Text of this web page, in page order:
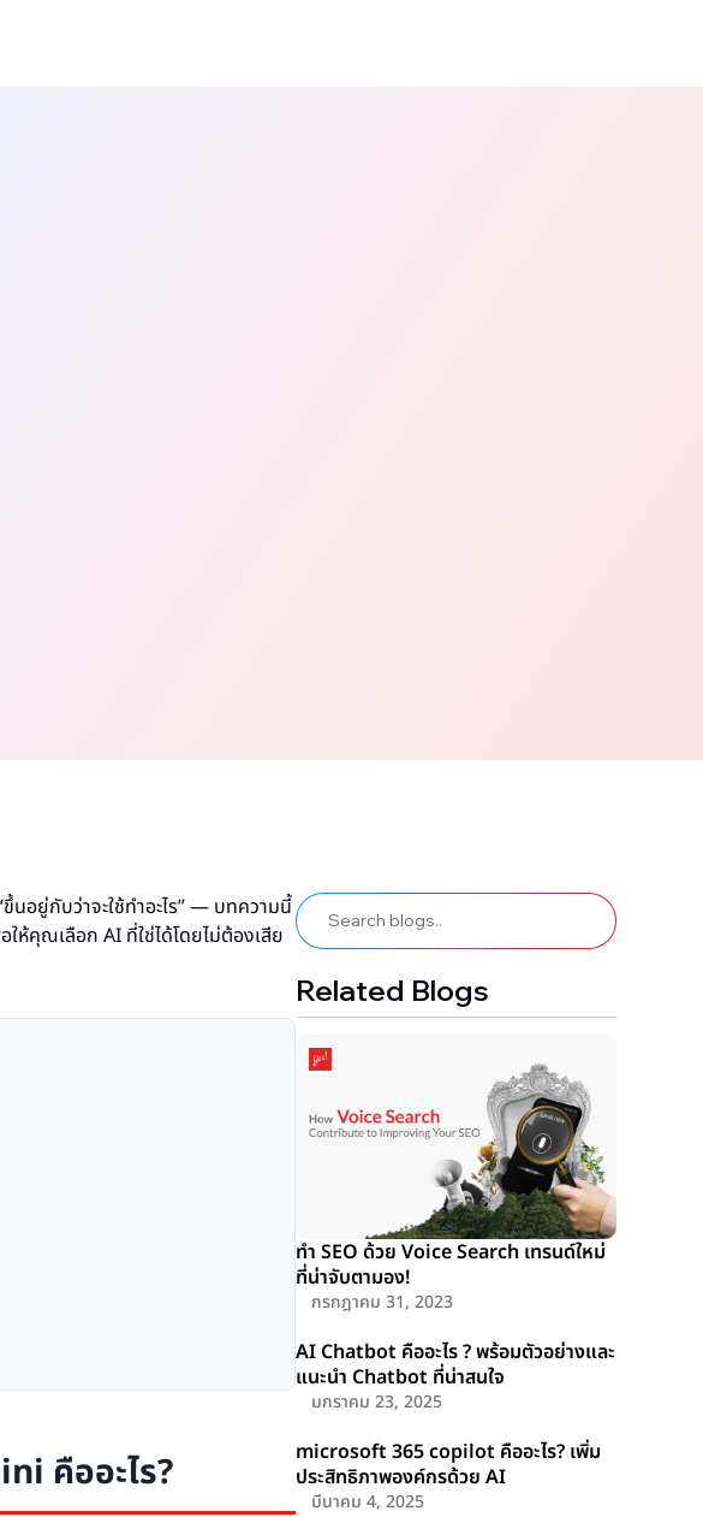
นอยู่กับว่าจะใช้ทำอะไร” — บทความนี้
ห้คุณเลือก AI ที่ใช่ได้โดยไม่ต้องเสีย
คืออะไร?
Related Blogs
ทำ SEO ด้วย Voice Search เทรนด์ใหม่
ที่น่าจับตามอง!
กรกฎาคม 31, 2023
AI Chatbot คืออะไร ? พร้อมตัวอย่างและ
แนะนำ Chatbot ที่น่าสนใจ
มกราคม 23, 2025
microsoft 365 copilot คืออะไร? เพิ่ม
ประสิทธิภาพองค์กรด้วย AI
มีนาคม 4, 2025